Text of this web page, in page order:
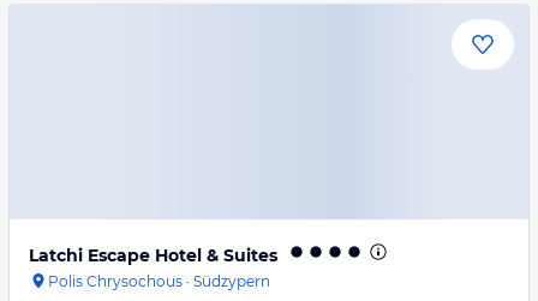
Latchi Escape Hotel & Suites
Polis Chrysochous · Südzypern